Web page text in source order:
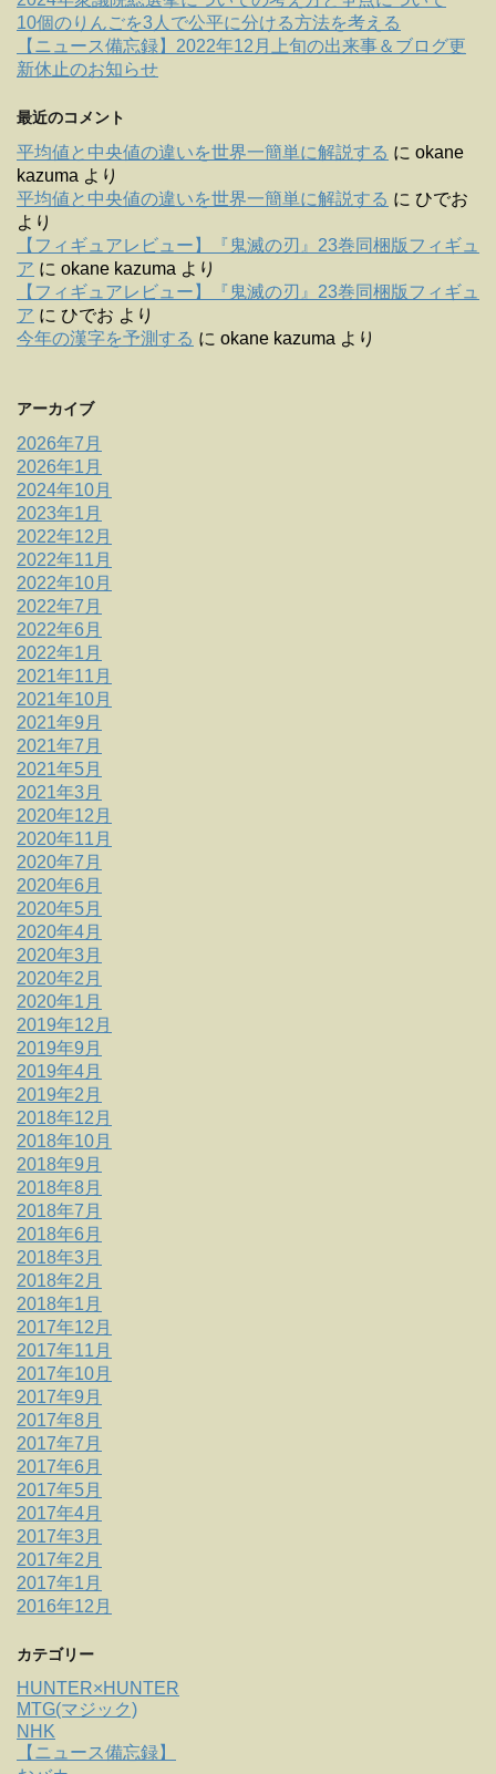
10個のりんごを3人で公平に分ける方法を考える
【ニュース備忘録】2022年12月上旬の出来事＆ブログ更
新休止のお知らせ
最近のコメント
平均値と中央値の違いを世界一簡単に解説する に okane
kazuma より
平均値と中央値の違いを世界一簡単に解説する に ひでお
より
【フィギュアレビュー】『鬼滅の刃』23巻同梱版フィギュ
ア に okane kazuma より
【フィギュアレビュー】『鬼滅の刃』23巻同梱版フィギュ
ア に ひでお より
今年の漢字を予測する に okane kazuma より
アーカイブ
2026年7月
2026年1月
2024年10月
2023年1月
2022年12月
2022年11月
2022年10月
2022年7月
2022年6月
2022年1月
2021年11月
2021年10月
2021年9月
2021年7月
2021年5月
2021年3月
2020年12月
2020年11月
2020年7月
2020年6月
2020年5月
2020年4月
2020年3月
2020年2月
2020年1月
2019年12月
2019年9月
2019年4月
2019年2月
2018年12月
2018年10月
2018年9月
2018年8月
2018年7月
2018年6月
2018年3月
2018年2月
2018年1月
2017年12月
2017年11月
2017年10月
2017年9月
2017年8月
2017年7月
2017年6月
2017年5月
2017年4月
2017年3月
2017年2月
2017年1月
2016年12月
カテゴリー
HUNTER×HUNTER
MTG(マジック)
NHK
【ニュース備忘録】